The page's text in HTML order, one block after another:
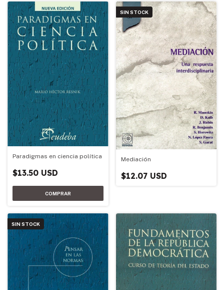
Paradigmas en ciencia política
$13.50 USD
SIN STOCK
Mediación
$12.07 USD
SIN STOCK